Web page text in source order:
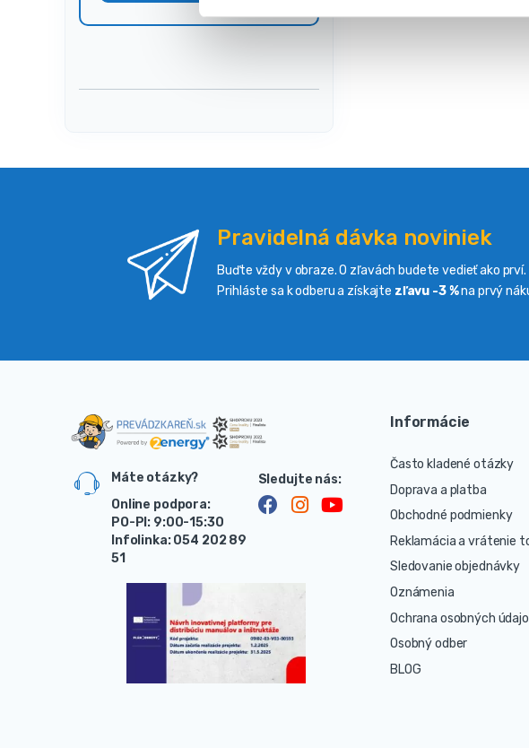
l
Pravidelná dávka noviniek
Buďte vždy v obraze. O zľavách budete vedieť ako prví.
Prihláste sa k odberu a získajte zľavu -3 %na prvý
Máte otázky?
Online podpora:
PO-PI: 9:00-15:30
Infolinka: 054 202 89
51
Informácie
Často kladené otázky
Doprava a platba
Obchodné podmienky
Reklamácia a vrátenie
Sledovanie objednávky
Oznámenia
Ochrana osobných
Osobný odber
BLOG